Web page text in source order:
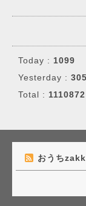
Today : 1099
Yesterday : 305
Total : 1110872
おうち